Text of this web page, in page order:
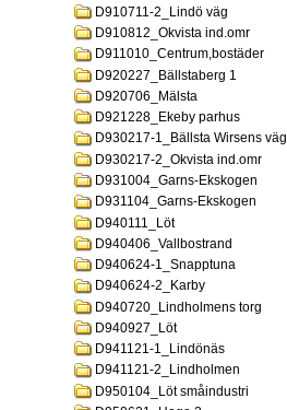
D910711-2_Lindö väg
D910812_Okvista ind.omr
D911010_Centrum,bostäder
D920227_Bällstaberg 1
D920706_Mälsta
D921228_Ekeby parhus
D930217-1_Bällsta Wirsens väg
D930217-2_Okvista ind.omr
D931004_Garns-Ekskogen
D931104_Garns-Ekskogen
D940111_Löt
D940406_Vallbostrand
D940624-1_Snapptuna
D940624-2_Karby
D940720_Lindholmens torg
D940927_Löt
D941121-1_Lindönäs
D941121-2_Lindholmen
D950104_Löt småindustri